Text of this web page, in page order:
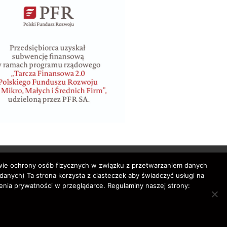
bilety lotnicze,
ochrony osób fizycznych w związku z przetwarzaniem danych
Ta strona korzysta z ciasteczek aby świadczyć usługi na
prywatności w przeglądarce. Regulaminy naszej strony: